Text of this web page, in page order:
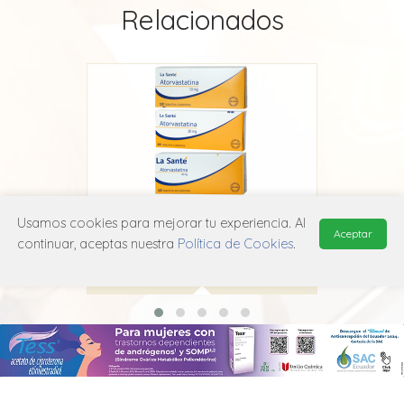
Relacionados
Atorvastatina La Santé
Usamos cookies para mejorar tu experiencia. Al
continuar, aceptas nuestra Política de Cookies.
Aceptar